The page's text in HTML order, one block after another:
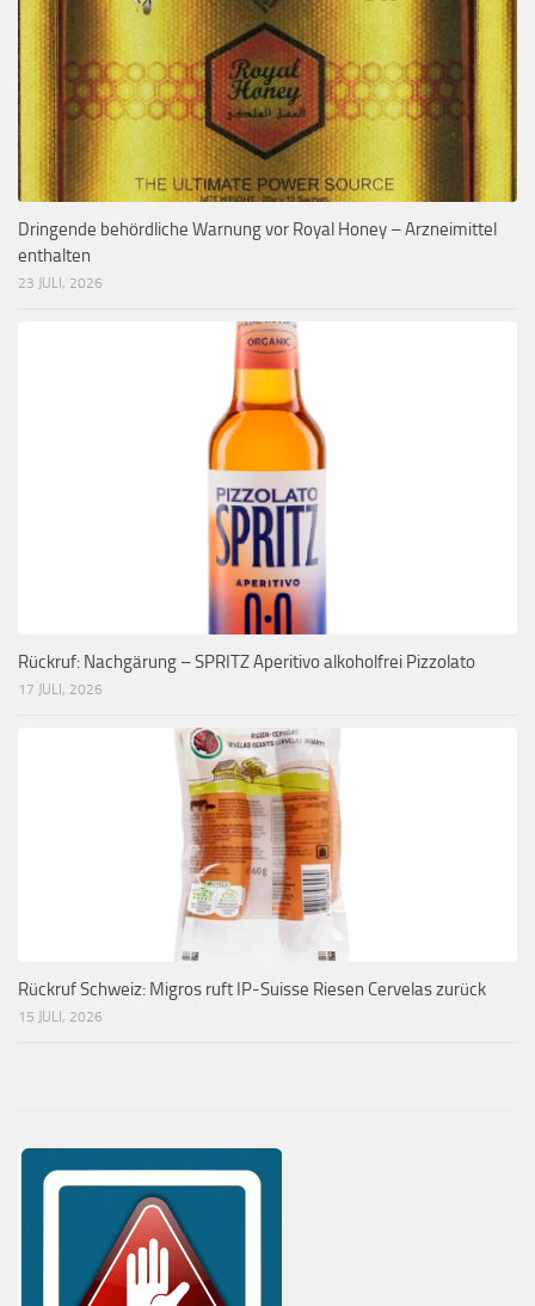
Dringende behördliche Warnung vor Royal Honey – Arzneimittel
enthalten
23 JULI, 2026
Rückruf: Nachgärung – SPRITZ Aperitivo alkoholfrei Pizzolato
17 JULI, 2026
Rückruf Schweiz: Migros ruft IP-Suisse Riesen Cervelas zurück
15 JULI, 2026